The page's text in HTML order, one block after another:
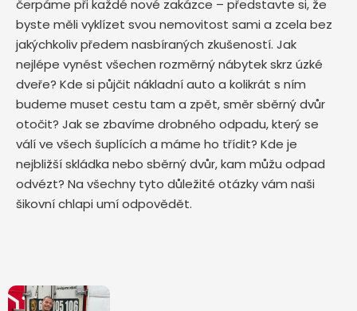
čerpáme při každé nové zakázce – představte si, že
byste měli vyklízet svou nemovitost sami a zcela bez
jakýchkoliv předem nasbíraných zkušeností. Jak
nejlépe vynést všechen rozměrný nábytek skrz úzké
dveře? Kde si půjčit nákladní auto a kolikrát s ním
budeme muset cestu tam a zpět, směr sběrný dvůr
otočit? Jak se zbavíme drobného odpadu, který se
válí ve všech šuplících a máme ho třídit? Kde je
nejbližší skládka nebo sběrný dvůr, kam můžu odpad
odvézt? Na všechny tyto důležité otázky vám naši
šikovní chlapi umí odpovědět.